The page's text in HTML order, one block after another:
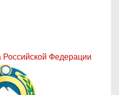
Российской Федерации